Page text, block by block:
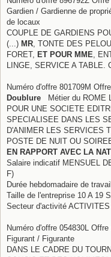
Gardien / Gardienne de
de locaux
COUPLE DE GARDIENS
(...) MR , TONTE DES
FORET, ET POUR MME ,
LINGE, SERVICE A TABLE.
Numéro d'offre 801709M
Doublure
Métier du ROME
POUR UNE SOCIETE
SPECIALISEE DANS LES
D'ANIMER LES SERVICES
POSTE DE NUIT OU
EN RAPPORT AVEC LA
Salaire indicatif MENSUEL
F)
Durée hebdomadaire de
Taille de l'entreprise 10 A 19
Secteur d'activité
Numéro d'offre 054830L
Figurant / Figurante
DANS LE CADRE DU